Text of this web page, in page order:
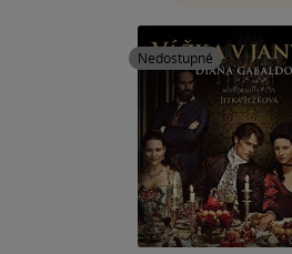
Nedostupné